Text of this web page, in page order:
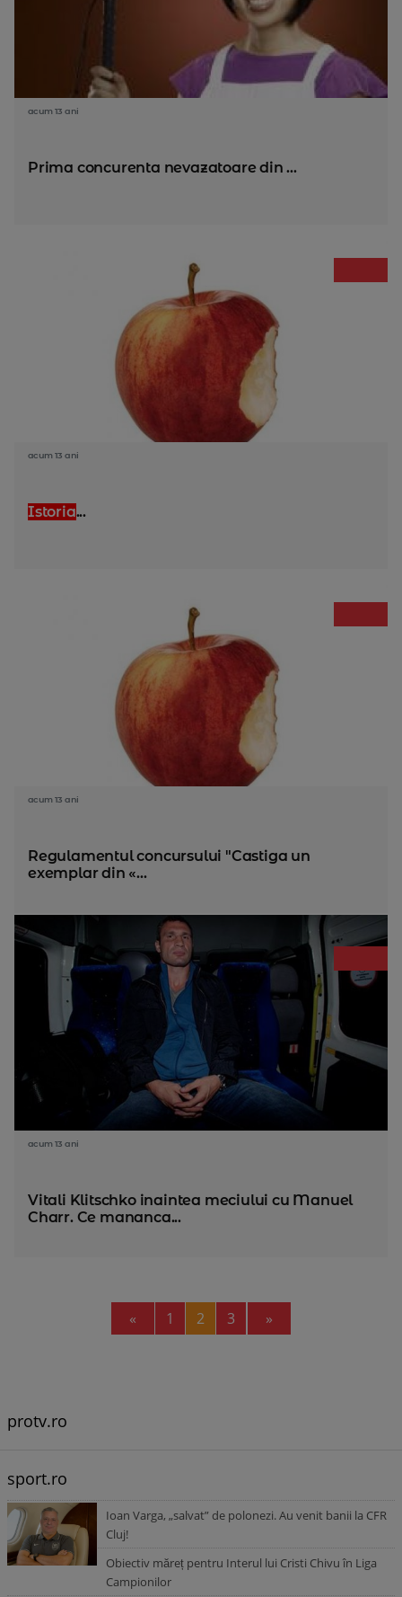
acum 13 ani
Prima concurenta nevazatoare din ...
acum 13 ani
Istoria...
acum 13 ani
Regulamentul concursului "Castiga un
exemplar din «...
acum 13 ani
Vitali Klitschko inaintea meciului cu Manuel
Charr. Ce mananca...
« Previous
1 2 3 »
protv.ro
sport.ro
Ioan Varga, „salvat” de polonezi. Au venit banii la CFR
Cluj!
Obiectiv măreț pentru Interul lui Cristi Chivu în Liga
Campionilor